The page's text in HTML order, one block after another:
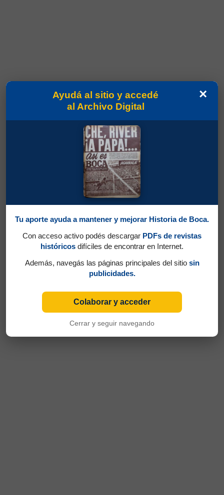
×
Ayudá al sitio y accedé
al Archivo Digital
Tu aporte ayuda a mantener y mejorar Historia de Boca.
Con acceso activo podés descargar PDFs de revistas
históricos difíciles de encontrar en Internet.
Además, navegás las páginas principales del sitio sin
publicidades.
Colaborar y acceder
Cerrar y seguir navegando